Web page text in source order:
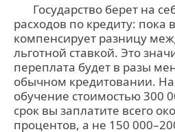
Государство берет на
расходов по кредиту: пока
компенсирует разницу
льготной ставкой. Это
переплата будет в разы
обычном кредитовании.
обучение стоимостью 300
срок вы заплатите всего
процентов, а не 150